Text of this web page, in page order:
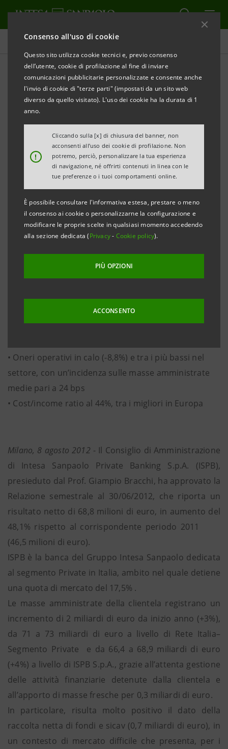
Consenso all'uso di cookie
Questo sito utilizza cookie tecnici e, previo consenso
dell’utente, cookie di profilazione al fine di inviare
comunicazioni pubblicitarie personalizzate e consente anche
l'invio di cookie di "terze parti" (impostati da un sito web
diverso da quello visitato). L'uso dei cookie ha la durata di 1
anno.
!
Cliccando sulla [x] di chiusura del banner, non
acconsenti all’uso dei cookie di profilazione. Non
potremo, perciò, personalizzare la tua esperienza
di navigazione, né offrirti contenuti in linea con le
tue preferenze o i tuoi comportamenti online.
È possibile consultare l'informativa estesa, prestare o meno
il consenso ai cookie o personalizzarne la configurazione e
modificare le proprie scelte in qualsiasi momento accedendo
alla sezione dedicata (Privacy- Cookie policy).
PIÙ OPZIONI
ACCONSENTO
Comunicati stampa
STAMPA AGGIORNA
COMUNICATO STAMPA
AL 30 GIUGNO 2012
• Utile netto pari a 68,8 milioni di euro, in crescita del
48,1% rispetto al 1° semestre 2011
• Masse amministrate al 30/06/2012 pari a 73,0
miliardi di euro a livello di Rete Italia-Segmento
Private (68,9 miliardi di euro a livello di ISPB S.p.A.), in
• Raccolta netta fondi e sicav pari a 0,7 miliardi di
euro, in un contesto di mercato che presenta
significativi flussi negativi
• Proventi operativi netti a quota 186,4 milioni di euro
(+12,8%) e risultato della gestione operativa pari a
• Oneri operativi in calo (-8,8%) e tra i più bassi nel
settore, con un’incidenza sulle masse amministrate
medie pari a 24 bps
• Cost/income ratio al 44%, tra i migliori in Europa
Milano, 8 agosto 2012 - Il Consiglio di Amministrazione
di Intesa Sanpaolo Private Banking S.p.A. (ISPB),
presieduto dal Prof. Giampio Bracchi, ha approvato la
Relazione semestrale al 30/06/2012, che riporta un
risultato netto di 68,8 milioni di euro, in aumento del
48,1% rispetto al corrispondente periodo 2011
(46,5 milioni di euro).
ISPB è la banca del Gruppo Intesa Sanpaolo dedicata
al segmento Private in Italia, ambito nel quale detiene
una quota di mercato del 17,5% .
Le masse amministrate della clientela registrano un
incremento di 2 miliardi di euro da inizio anno (+3%),
da 71 a 73 miliardi di euro a livello di Rete Italia–
Segmento Private e da 66,4 a 68,9 miliardi di euro
(+4%) a livello di ISPB S.p.A., grazie all’attenta gestione
delle attività finanziarie detenute dalla clientela e
all’apporto di masse fresche per 0,3 miliardi di euro.
In particolare, risulta molto positivo il dato della
raccolta netta di fondi e sicav (0,7 miliardi di euro), in
un contesto di mercato difficile che presenta, per i